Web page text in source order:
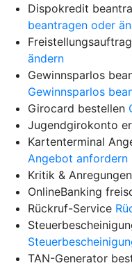
Dispokredit
beantragen oder
ändern
Gewinnsparlos
Gewinnsparlos
Girocard bestellen
Jugendgirokonto
Kartenterminal
Angebot anfordern
Kritik & Anregungen
OnlineBanking
Rückruf-Service
TAN-Generator